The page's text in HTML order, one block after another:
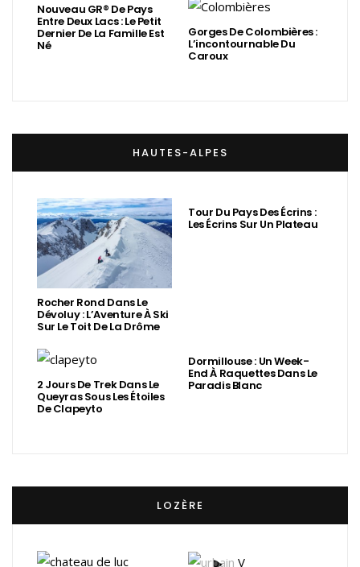
Nouveau GR® De Pays
Entre Deux Lacs : Le Petit
Dernier De La Famille Est
Né
Gorges De Colombières :
L’incontournable Du
Caroux
HAUTES-ALPES
Rocher Rond Dans Le
Dévoluy : L’Aventure À Ski
Sur Le Toit De La Drôme
Tour Du Pays Des Écrins :
Les Écrins Sur Un Plateau
2 Jours De Trek Dans Le
Queyras Sous Les Étoiles
De Clapeyto
Dormillouse : Un Week-
End À Raquettes Dans Le
Paradis Blanc
LOZÈRE